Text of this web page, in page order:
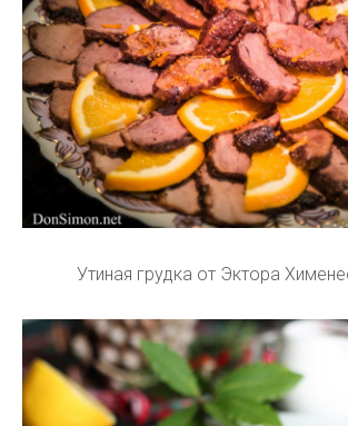
Утиная грудка от Эктора